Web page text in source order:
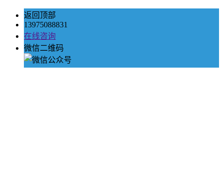
返回顶部
13975088831
在线咨询
微信二维码